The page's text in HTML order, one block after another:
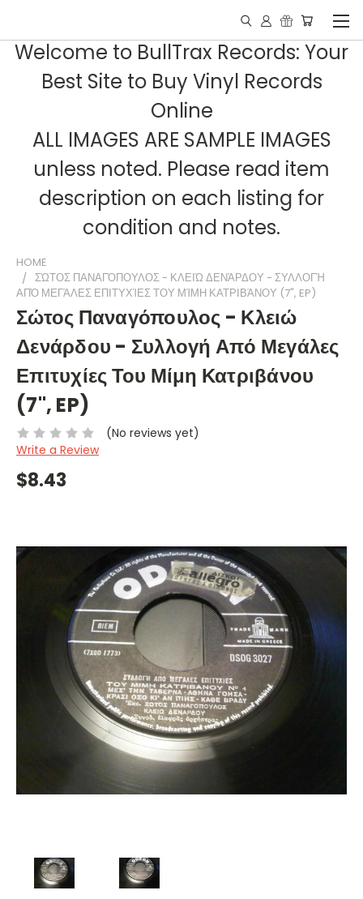
Welcome to BullTrax Records: Your
Best Site to Buy Vinyl Records
Online
ALL IMAGES ARE SAMPLE IMAGES
unless noted. Please read item
description on each listing for
condition and notes.
HOME
ΣΏΤΟΣ ΠΑΝΑΓΌΠΟΥΛΟΣ - ΚΛΕΙΏ ΔΕΝΆΡΔΟΥ - ΣΥΛΛΟΓΉ
ΑΠΌ ΜΕΓΆΛΕΣ ΕΠΙΤΥΧΊΕΣ ΤΟΥ ΜΊΜΗ ΚΑΤΡΙΒΆΝΟΥ (7", EP)
Σώτος Παναγόπουλος - Κλειώ
Δενάρδου - Συλλογή Από Μεγάλες
Επιτυχίες Του Μίμη Κατριβάνου
(7", EP)
(No reviews yet)
Write a Review
$8.43